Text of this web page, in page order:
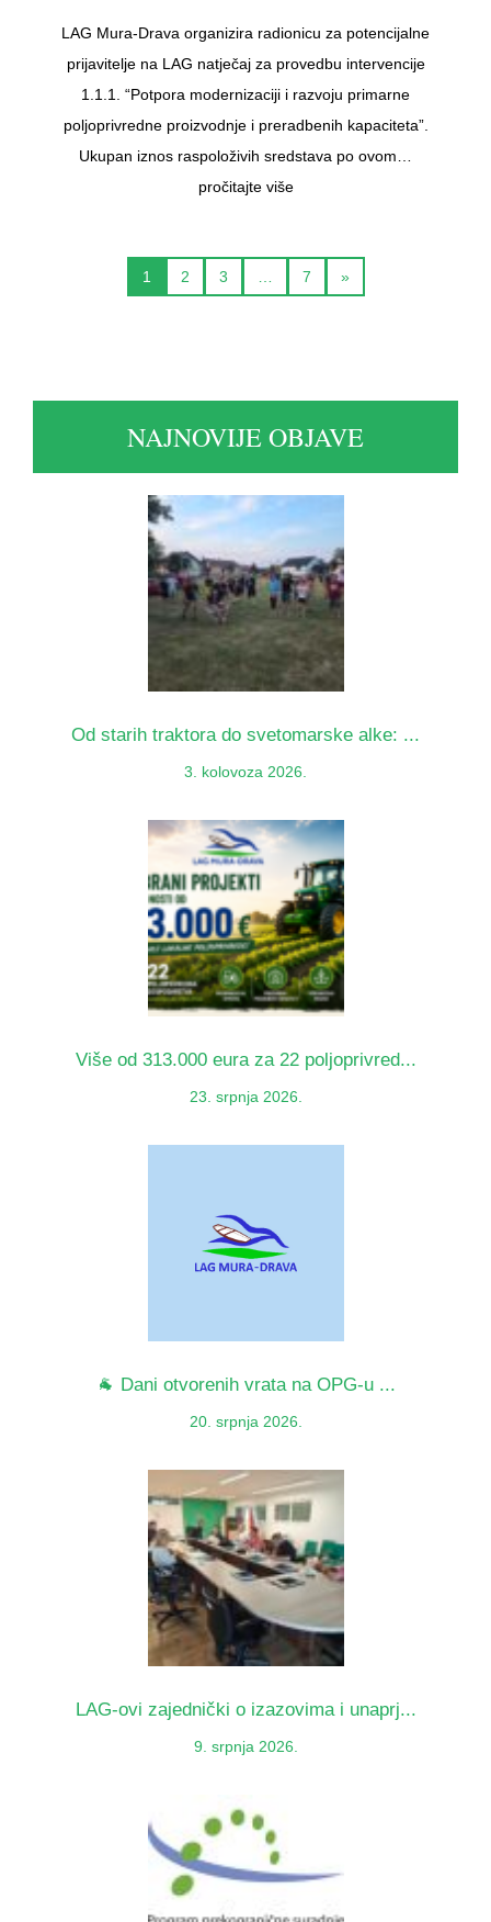
LAG Mura-Drava organizira radionicu za potencijalne
prijavitelje na LAG natječaj za provedbu intervencije
1.1.1. “Potpora modernizaciji i razvoju primarne
poljoprivredne proizvodnje i preradbenih kapaciteta”.
Ukupan iznos raspoloživih sredstava po ovom…
pročitajte više
1 2 3 7 »
NAJNOVIJE OBJAVE
Od starih traktora do svetomarske alke: ...
3. kolovoza 2026.
Više od 313.000 eura za 22 poljoprivred...
23. srpnja 2026.
🐐 Dani otvorenih vrata na OPG-u ...
20. srpnja 2026.
LAG-ovi zajednički o izazovima i unaprj...
9. srpnja 2026.